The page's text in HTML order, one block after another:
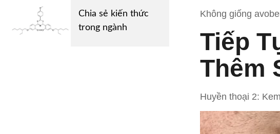
Chia sẻ kiến ​​thức
trong ngành
Không giống
Tiếp
Thêm
Huyền thoại 2: